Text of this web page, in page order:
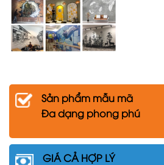
Sản phẩm mẫu mã
Đa dạng phong phú
GIÁ CẢ HỢP LÝ